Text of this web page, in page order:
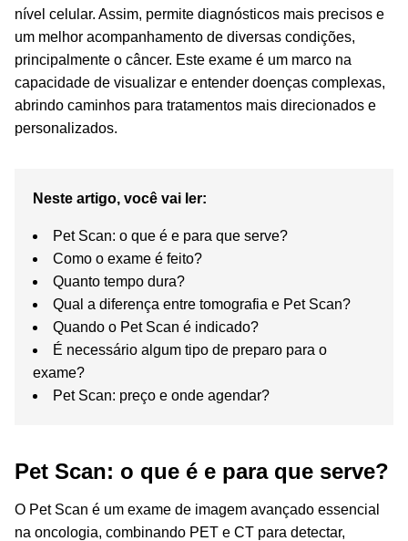
nível celular. Assim, permite diagnósticos mais precisos e
um melhor acompanhamento de diversas condições,
principalmente o câncer. Este exame é um marco na
capacidade de visualizar e entender doenças complexas,
abrindo caminhos para tratamentos mais direcionados e
personalizados.
Neste artigo, você vai ler:
Pet Scan: o que é e para que serve?
Como o exame é feito?
Quanto tempo dura?
Qual a diferença entre tomografia e Pet Scan?
Quando o Pet Scan é indicado?
É necessário algum tipo de preparo para o
exame?
Pet Scan: preço e onde agendar?
Pet Scan: o que é e para que serve?
O Pet Scan é um exame de imagem avançado essencial
na oncologia, combinando PET e CT para detectar,